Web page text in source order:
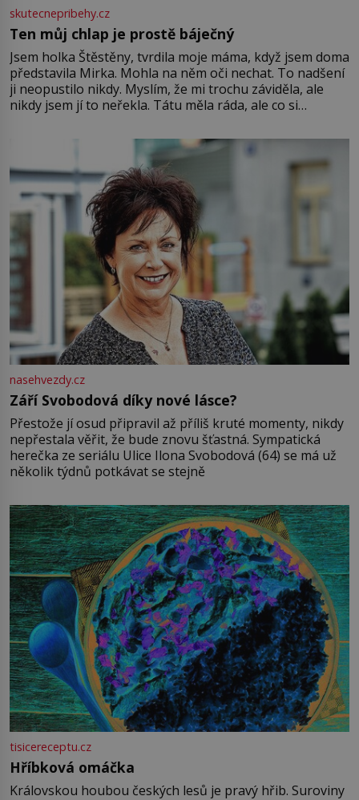
skutecnepribehy.cz
Ten můj chlap je prostě báječný
Jsem holka Štěstěny, tvrdila moje máma, když jsem doma
představila Mirka. Mohla na něm oči nechat. To nadšení
ji neopustilo nikdy. Myslím, že mi trochu záviděla, ale
nikdy jsem jí to neřekla. Tátu měla ráda, ale co si
Jsme spolu moc rádi Tehdy byla jiná doba, když
nasehvezdy.cz
Září Svobodová díky nové lásce?
Přestože jí osud připravil až příliš kruté momenty, nikdy
nepřestala věřit, že bude znovu šťastná. Sympatická
herečka ze seriálu Ulice Ilona Svobodová (64) se má už
několik týdnů potkávat se stejně
tisicereceptu.cz
Hříbková omáčka
Královskou houbou českých lesů je pravý hřib. Suroviny